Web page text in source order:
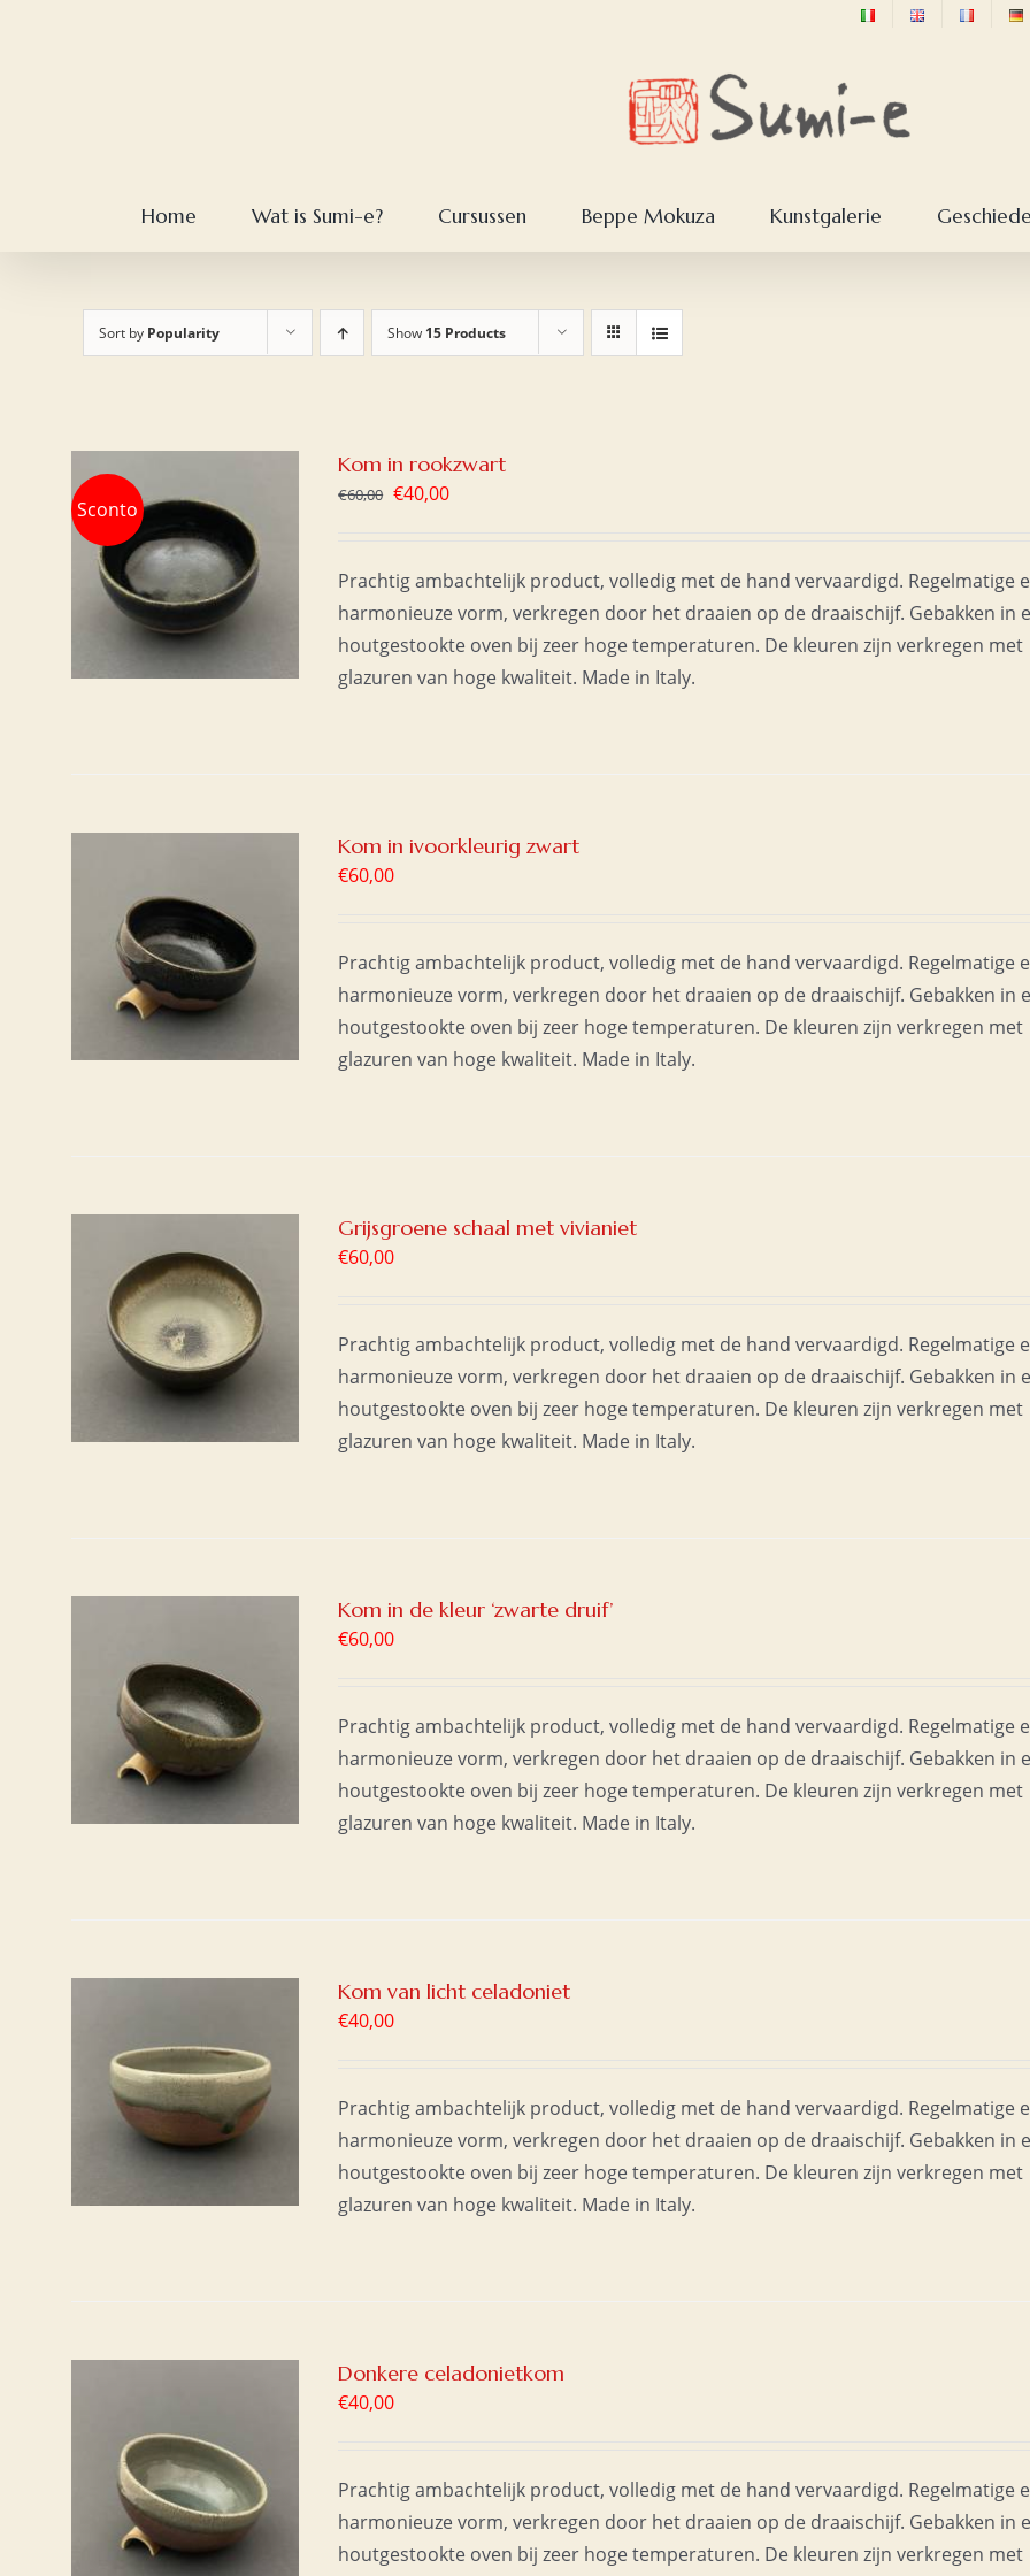
Home Wat is Sumi-e? Cursussen Beppe Mokuza Kunstgalerie
Sort by Popularity Show 15 Products
Sconto
Kom in rookzwart
€60,00 Oorspronkelijke
€60,00.
€40,00Huidige
€40,00.
Prachtig ambachtelijk product, volledig met de hand vervaardigd. Regelmatige
harmonieuze vorm, verkregen door het draaien op de draaischijf. Gebakken in
houtgestookte oven bij zeer hoge temperaturen. De kleuren zijn verkregen met
glazuren van hoge kwaliteit. Made in Italy.
Kom in ivoorkleurig zwart
€60,00
Prachtig ambachtelijk product, volledig met de hand vervaardigd. Regelmatige
harmonieuze vorm, verkregen door het draaien op de draaischijf. Gebakken in
houtgestookte oven bij zeer hoge temperaturen. De kleuren zijn verkregen met
glazuren van hoge kwaliteit. Made in Italy.
Grijsgroene schaal met vivianiet
€60,00
Prachtig ambachtelijk product, volledig met de hand vervaardigd. Regelmatige
harmonieuze vorm, verkregen door het draaien op de draaischijf. Gebakken in
houtgestookte oven bij zeer hoge temperaturen. De kleuren zijn verkregen met
glazuren van hoge kwaliteit. Made in Italy.
Kom in de kleur ‘zwarte druif’
€60,00
Prachtig ambachtelijk product, volledig met de hand vervaardigd. Regelmatige
harmonieuze vorm, verkregen door het draaien op de draaischijf. Gebakken in
houtgestookte oven bij zeer hoge temperaturen. De kleuren zijn verkregen met
glazuren van hoge kwaliteit. Made in Italy.
Kom van licht celadoniet
€40,00
Prachtig ambachtelijk product, volledig met de hand vervaardigd. Regelmatige
harmonieuze vorm, verkregen door het draaien op de draaischijf. Gebakken in
houtgestookte oven bij zeer hoge temperaturen. De kleuren zijn verkregen met
glazuren van hoge kwaliteit. Made in Italy.
Donkere celadonietkom
€40,00
Prachtig ambachtelijk product, volledig met de hand vervaardigd. Regelmatige
harmonieuze vorm, verkregen door het draaien op de draaischijf. Gebakken in
houtgestookte oven bij zeer hoge temperaturen. De kleuren zijn verkregen met